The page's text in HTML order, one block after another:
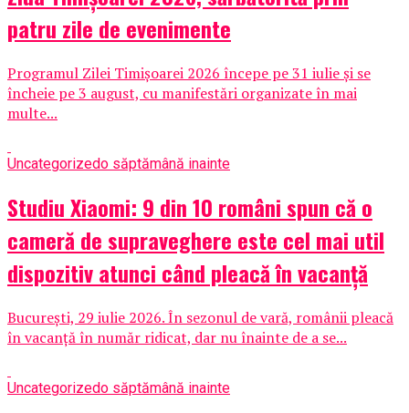
patru zile de evenimente
Programul Zilei Timișoarei 2026 începe pe 31 iulie și se
încheie pe 3 august, cu manifestări organizate în mai
multe...
Uncategorizedo săptămână inainte
Studiu Xiaomi: 9 din 10 români spun că o
cameră de supraveghere este cel mai util
dispozitiv atunci când pleacă în vacanță
București, 29 iulie 2026. În sezonul de vară, românii pleacă
în vacanță în număr ridicat, dar nu înainte de a se...
Uncategorizedo săptămână inainte